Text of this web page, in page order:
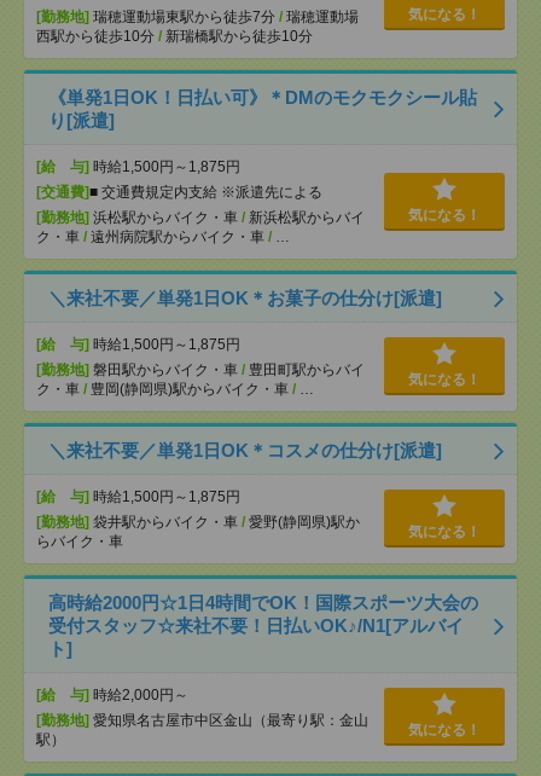
[勤務地] 瑞穂運動場東駅から徒歩7分 / 瑞穂運動場
西駅から徒歩10分 / 新瑞橋駅から徒歩10分
気になる！
《単発1日OK！日払い可》＊DMのモクモクシール貼
り[派遣]
[給 与] 時給1,500円～1,875円
[交通費]■ 交通費規定内支給 ※派遣先による
[勤務地] 浜松駅からバイク・車 / 新浜松駅からバイ
ク・車 / 遠州病院駅からバイク・車 / …
気になる！
＼来社不要／単発1日OK＊お菓子の仕分け[派遣]
[給 与] 時給1,500円～1,875円
[勤務地] 磐田駅からバイク・車 / 豊田町駅からバイ
ク・車 / 豊岡(静岡県)駅からバイク・車 / …
気になる！
＼来社不要／単発1日OK＊コスメの仕分け[派遣]
[給 与] 時給1,500円～1,875円
[勤務地] 袋井駅からバイク・車 / 愛野(静岡県)駅か
らバイク・車
気になる！
高時給2000円☆1日4時間でOK！国際スポーツ大会の
受付スタッフ☆来社不要！日払いOK♪/N1[アルバイ
ト]
[給 与] 時給2,000円～
[勤務地] 愛知県名古屋市中区金山（最寄り駅：金山
駅）
気になる！